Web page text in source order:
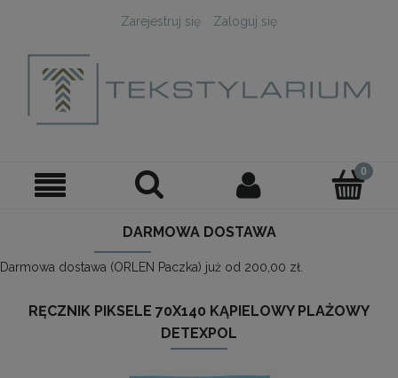
Zarejestruj się Zaloguj się
DARMOWA DOSTAWA
Darmowa dostawa (ORLEN Paczka) już od 200,00 zł.
RĘCZNIK PIKSELE 70X140 KĄPIELOWY PLAŻOWY
DETEXPOL